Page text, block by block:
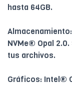
hasta 64GB.
NVMe® Opal
tus archivos.
Gráficos: Intel®